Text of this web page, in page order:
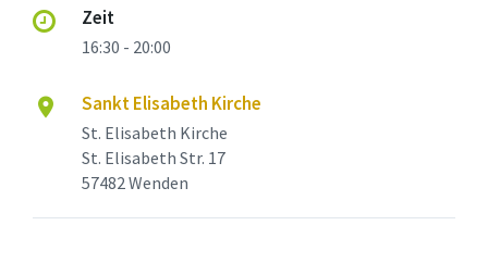
Zeit
16:30 - 20:00
Sankt Elisabeth Kirche
St. Elisabeth Kirche
St. Elisabeth Str. 17
57482 Wenden